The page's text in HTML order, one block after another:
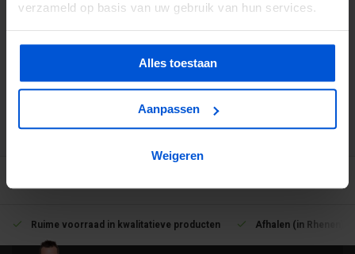
verzameld op basis van uw gebruik van hun services.
Alles toestaan
Aanpassen
Weigeren
0317 358 228
info@dejonghandelsonderneming.nl
klanten geven ons een 9.1 op
Ruime voorraad in kwalitatieve producten Afhalen (in Rhenen)